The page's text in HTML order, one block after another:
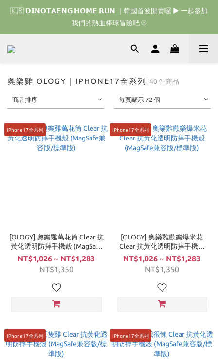
🇰🇷 𝗗𝗜𝗡𝗢𝗧𝗔𝗘𝗡𝗚 𝗛𝗢𝗠𝗘 𝗥𝗨𝗡 ｜韓國首波開賣囉 ▶ 一起參加
我們的熱血棒球冒險吧 ⚾️
🇰🇷 𝗗𝗜𝗡𝗢𝗧𝗔𝗘𝗡𝗚 𝗛𝗢𝗠𝗘 𝗥𝗨𝗡 ｜韓國首波開賣囉 ▶ 一起參加
我們的熱血棒球冒險吧 ⚾️
🇯🇵 𝗗𝗜𝗡𝗢𝗧𝗔𝗘𝗡𝗚 𝗢𝗡𝗘 𝗠𝗢𝗥𝗘 𝗕𝗜𝗧𝗘｜日本限時接單中
🇰🇷 𝗗𝗜𝗡𝗢𝗧𝗔𝗘𝗡𝗚 𝗛𝗢𝗠𝗘 𝗥𝗨𝗡 ｜韓國首波開賣囉 ▶ 一起參加
奧樂雞 OLOGY｜IPHONE17全系列 40 件商品
商品排序 每頁顯示 72 個
iPhone17全系列
[OLOGY] 奧樂雞萬花筒 Clear 抗
黃化透明防摔手機殼 (MagSafe
兼容版/標準版)
NT$1,026 ~ NT$1,283
NT$1,350
iPhone17全系列
[OLOGY] 奧樂雞歡樂爆米花
Clear 抗黃化透明防摔手機殼
(MagSafe兼容版/標準版)
NT$1,026 ~ NT$1,283
NT$1,350
iPhone17全系列 iPhone17全系列